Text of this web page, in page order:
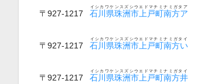
〒927-1217 石川県珠洲市上戸町南方ア
イシカワケンスズシウエドマチミナミガタア
〒927-1217 石川県珠洲市上戸町南方い
イシカワケンスズシウエドマチミナミガタイ
〒927-1217 石川県珠洲市上戸町南方井
イシカワケンスズシウエドマチミナミガタイ